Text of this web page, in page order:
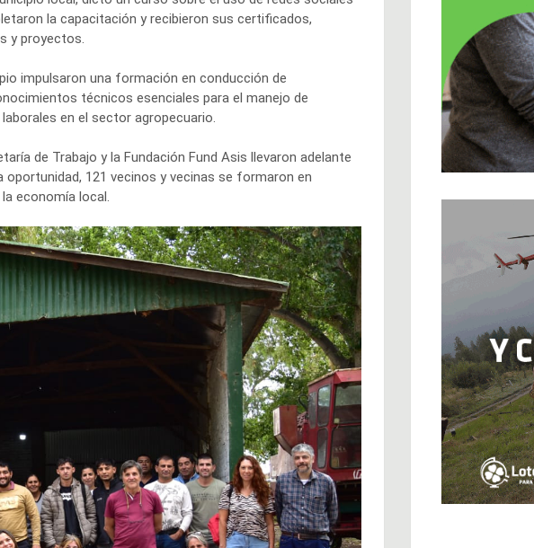
la capacitación y recibieron sus certificados,
y proyectos.
impulsaron una formación en conducción de
técnicos esenciales para el manejo de
en el sector agropecuario.
de Trabajo y la Fundación Fund Asis llevaron adelante
121 vecinos y vecinas se formaron en
economía local.